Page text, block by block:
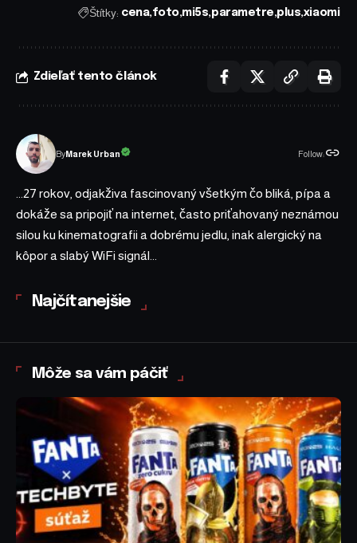
Štítky: cena foto mi5s parametre plus xiaomi
Zdieľať tento článok
ByMarek Urban Follow:
...27 rokov, odjakživa fascinovaný všetkým čo bliká, pípa a
dokáže sa pripojiť na internet, často priťahovaný neznámou
silou ku kinematografii a dobrému jedlu, inak alergický na
kôpor a slabý WiFi signál...
Najčítanejšie
Môže sa vám páčiť